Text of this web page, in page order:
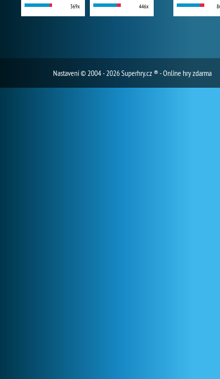
369x 446x
Nastavení© 2004 - 2026 Superhry.cz ® - Online hry zdarma